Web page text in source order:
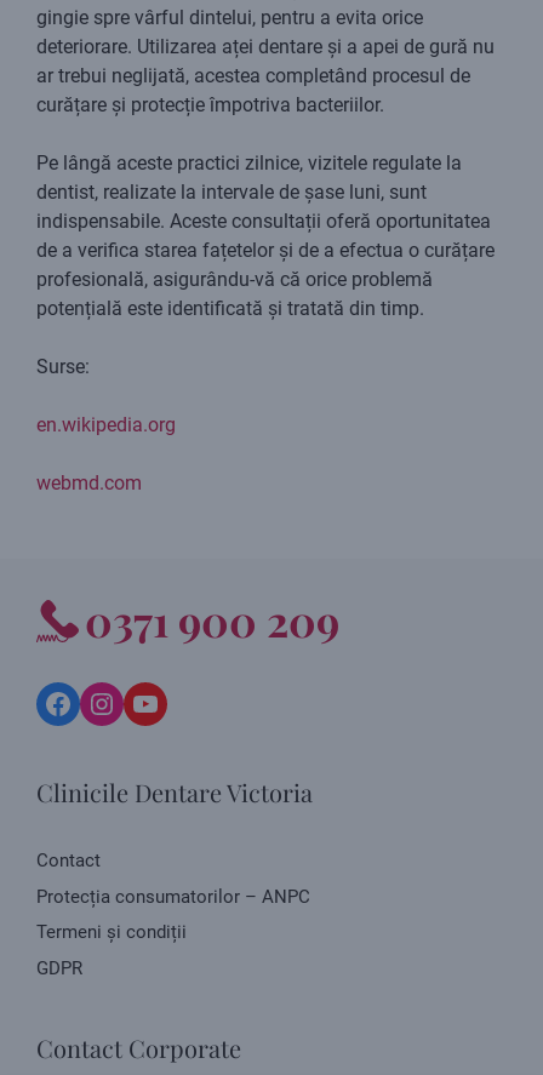
gingie spre vârful dintelui, pentru a evita orice
deteriorare. Utilizarea aței dentare și a apei de gură nu
ar trebui neglijată, acestea completând procesul de
curățare și protecție împotriva bacteriilor.
Pe lângă aceste practici zilnice, vizitele regulate la
dentist, realizate la intervale de șase luni, sunt
indispensabile. Aceste consultații oferă oportunitatea
de a verifica starea fațetelor și de a efectua o curățare
profesională, asigurându-vă că orice problemă
potențială este identificată și tratată din timp.
Surse:
en.wikipedia.org
webmd.com
0371 900 209
Facebook
Instagram
YouTube
Clinicile Dentare Victoria
Contact
Protecția consumatorilor – ANPC
Termeni și condiții
GDPR
Contact Corporate